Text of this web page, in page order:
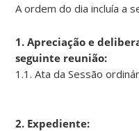
A ordem do dia incluía a
1. Apreciação e
seguinte reunião:
1.1. Ata da Sessão
2. Expediente: